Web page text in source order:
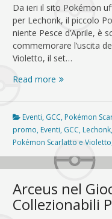
Da ieri il sito Pokémon
per Lechonk, il piccolo
niente Pesce d’Aprile, è
commemorare l’uscita
Violetto, il set…
Read more Quando
voleranno…
solo
da
GameStop!
Eventi, GCC, Pokémon
promo, Eventi, GCC, Lechonk,
Pokémon Scarlatto e Violetto
Arceus nel
Collezionabili